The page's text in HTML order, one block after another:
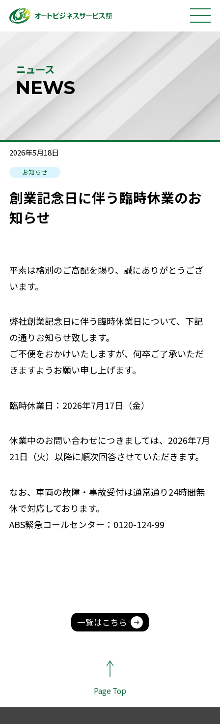
ニュース
NEWS
2026年5月18日
お知らせ
創業記念日に伴う臨時休業のお
知らせ
平素は格別のご高配を賜り、誠にありがとうござ
います。
弊社創業記念日に伴う臨時休業日について、下記
の通りお知らせ致します。
ご不便をおかけいたしますが、何卒ご了承いただ
きますようお願い申し上げます。
臨時休業日：2026年7月17日（金）
休業中のお問い合わせにつきましては、2026年7月
21日（火）以降に順次回答させていただきます。
なお、車両の故障・事故受付は通常通り24時間無
休で対応しております。
ABS緊急コールセンター：0120-124-99
一覧はこちら
Page Top